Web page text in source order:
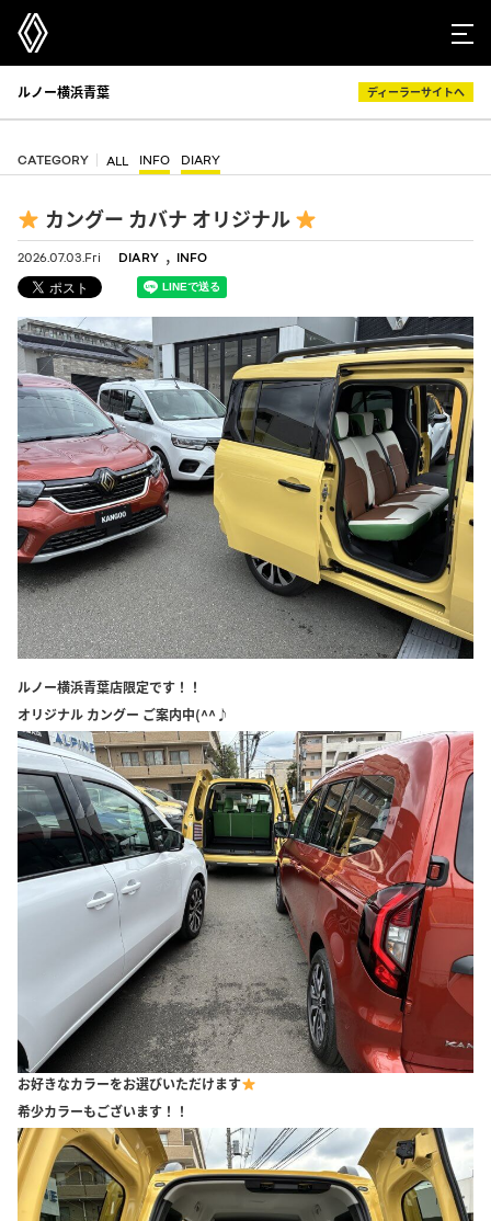
ルノー横浜青葉 ディーラーサイトへ
CATEGORY ALL INFO DIARY
カングー カバナ オリジナル
2026.07.03.Fri DIARY , INFO
ルノー横浜青葉店限定です！！
オリジナル カングー ご案内中(^^♪
お好きなカラーをお選びいただけます
希少カラーもございます！！